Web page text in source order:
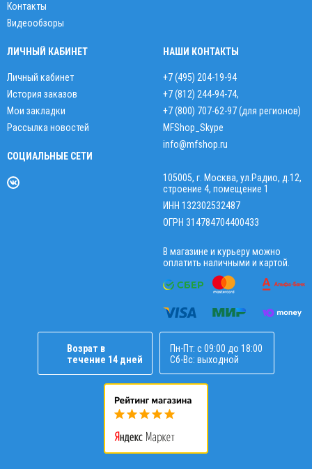
Контакты
Видеообзоры
ЛИЧНЫЙ КАБИНЕТ
Личный кабинет
История заказов
Мои закладки
Рассылка новостей
СОЦИАЛЬНЫЕ СЕТИ
НАШИ КОНТАКТЫ
+7 (495) 204-19-94
+7 (812) 244-94-74,
+7 (800) 707-62-97 (для регионов)
MFShop_Skype
info@mfshop.ru
105005, г. Москва, ул.Радио, д.12,
строение 4, помещение 1
ИНН 132302532487
ОГРН 314784704400433
В магазине и курьеру можно
оплатить наличными и картой.
Возрат в
течение 14 дней
Пн-Пт: с 09:00 до 18:00
Сб-Вс: выходной